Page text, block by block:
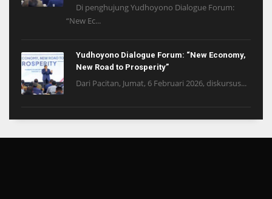
Di penghujung Yudhoyono Dialogue Forum:
“New Ec...
Yudhoyono Dialogue Forum: “New Economy,
New Road to Prosperity”
Dari Pacitan, Jumat, 6 Februari 2026, diskursus...